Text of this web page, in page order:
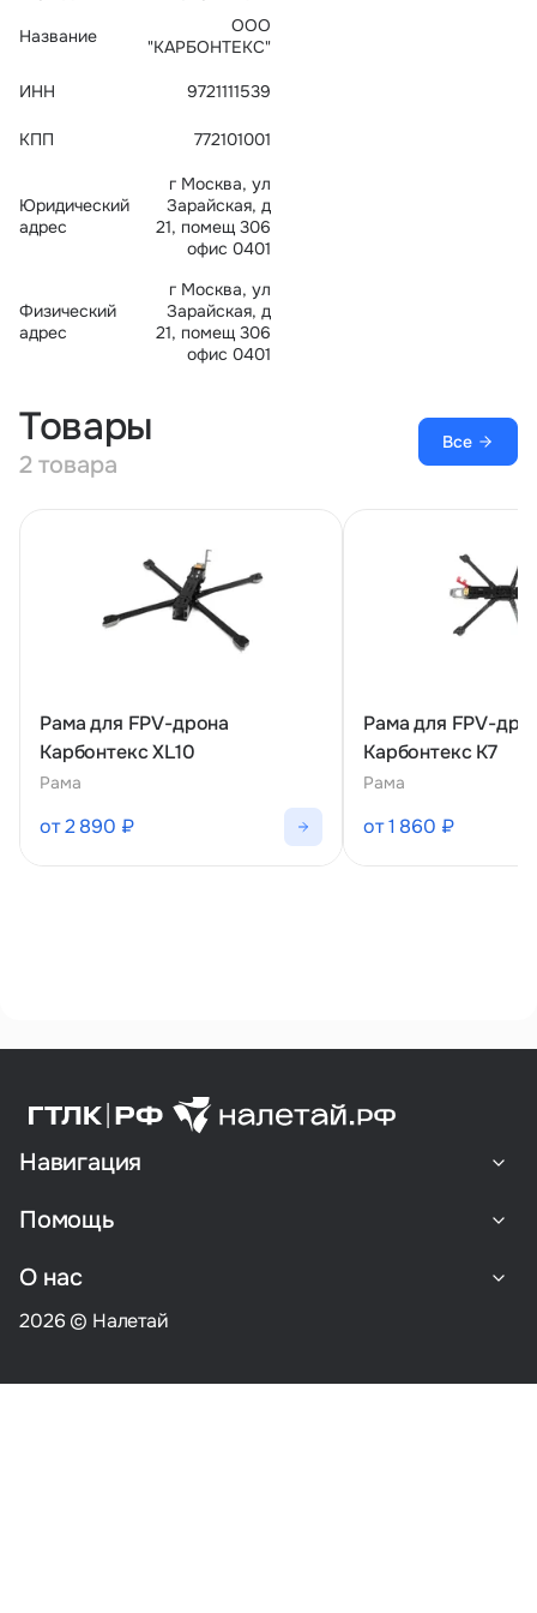
info@naletai.su
Название
ООО
"КАРБОНТЕКС"
ИНН 9721111539
КПП 772101001
Юридический
адрес
г Москва, ул
Зарайская, д
21, помещ 306
офис 0401
Физический
адрес
г Москва, ул
Зарайская, д
21, помещ 306
офис 0401
Товары
2 товара
Все
Рама для FPV-дрона
Карбонтекс XL10
Рама
от 2 890 ₽
Рама для FPV-
Карбонтекс К7
Рама
от 1 860 ₽
Навигация
Помощь
О нас
2026 © Налетай